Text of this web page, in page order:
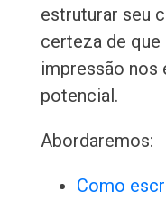
estruturar seu
certeza de que
impressão nos
potencial.
Abordaremos:
Como